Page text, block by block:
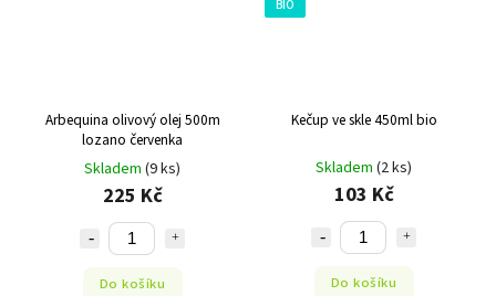
Arbequina olivový olej 500m
lozano červenka
Skladem (9 ks)
225 Kč
Do košíku
BIO
Kečup ve skle 450ml bio
Skladem (2 ks)
103 Kč
Do košíku